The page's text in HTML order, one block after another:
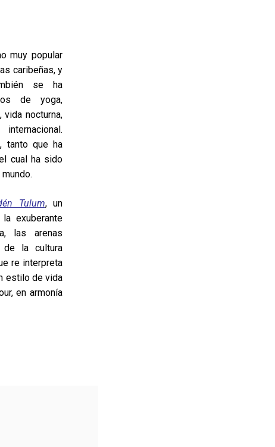
muy popular
caribeñas, y
se ha
de yoga,
vida nocturna,
tanto que ha
cual ha sido
Tulum, un
exuberante
las arenas
de la cultura
re interpreta
estilo de vida
en armonía